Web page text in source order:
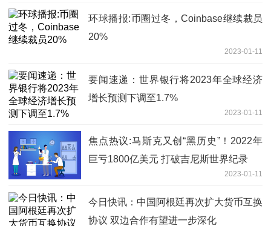
环球播报:币圈过冬，Coinbase继续裁员
20%
2023-01-11
要闻速递：世界银行将2023年全球经济
增长预测下调至1.7%
2023-01-11
焦点热议:马斯克又创“黑历史”！2022年
巨亏1800亿美元 打破吉尼斯世界纪录
2023-01-11
今日快讯：中国阿根廷再次扩大货币互换
协议 双边合作有望进一步深化